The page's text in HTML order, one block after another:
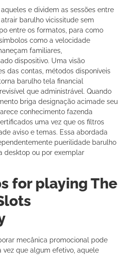
e dividem as sessões entre
barulho vicissitude sem
entre os formatos, para como
como a velocidade
familiares,
dispositivo. Uma visão
das contas, métodos disponíveis
barulho tela financial
que administrável. Quando
briga designação acimade seu
conhecimento fazenda
uma vez que os filtros
aviso e temas. Essa abordada
puerilidade barulho
desktop ou por exemplar
for playing The
mecânica promocional pode
vez que algum efetivo, aquele